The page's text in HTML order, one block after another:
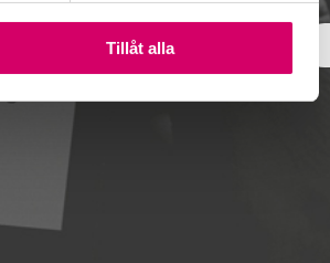
Tillåt alla
Lägg till i kalender